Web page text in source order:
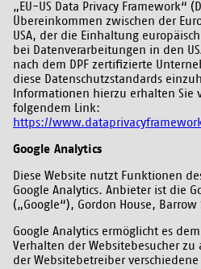
„EU-US Data Privacy Framework“
Übereinkommen zwischen der
USA, der die Einhaltung
bei Datenverarbeitungen in den
nach dem DPF zertifizierte
diese Datenschutzstandards
Informationen hierzu erhalten Sie
folgendem Link:
https://
Google Analytics
Diese Website nutzt Funktionen
Google Analytics. Anbieter ist die
(„Google“), Gordon House,
Google Analytics ermöglicht es
Verhalten der Websitebesucher
der Websitebetreiber